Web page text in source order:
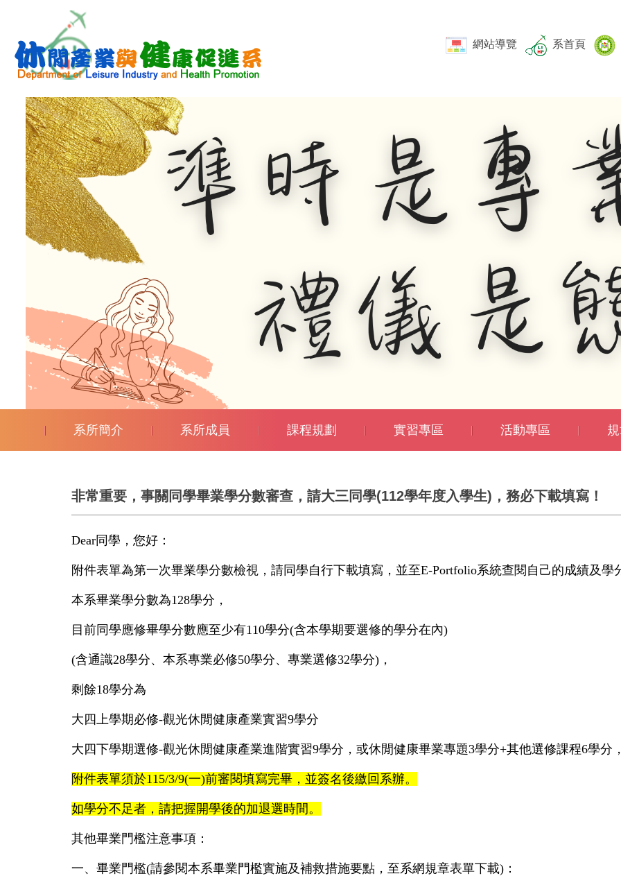
要
網站導覽 系首頁
系所簡介 系所成員 課程規劃 實習專區 活動專區
非常重要，事關同學畢業學分數審查，請大三同學(112學年度入學生)，務必下載填寫！
Dear同學，您好：
附件表單為第一次畢業學分數檢視，請同學自行下載填寫， 並至E-Portfolio系統查閱自己的成績及學
本系畢業學分數為128學分，
目前同學應修畢學分數應至少有110學分(含本學期要選修的學分在內)
(含通識28學分、本系專業必修50學分、專業選修32學分)，
剩餘18學分為
大四上學期必修-觀光休閒健康產業實習9學分
大四下學期選修-觀光休閒健康產業進階實習9學分，或休閒健康畢業專題3學分+其他選修課程6學分
附件表單須於115/3/9(一)前審閱填寫完畢，並簽名後繳回系辦。
如學分不足者，請把握開學後的加退選時間。
其他畢業門檻注意事項：
一、畢業門檻(請參閱本系畢業門檻實施及補救措施要點，至系網規章表單下載)：